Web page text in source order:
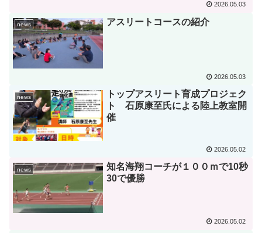
2026.05.03
news アスリートコースの紹介
2026.05.03
news
トップアスリート育成プロジェク
ト 石原康至氏による陸上教室開
催
2026.05.02
news
知名海翔コーチが１００ｍで10秒
30で優勝
2026.05.02